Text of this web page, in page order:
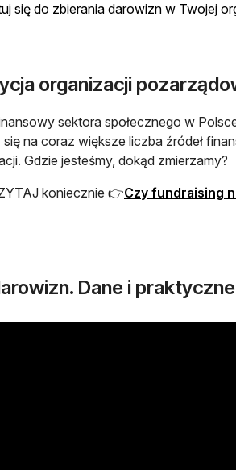
się do zbierania darowizn w Twojej
organizacji
sektora społecznego w
się na coraz większe liczba źródeł
Gdzie jesteśmy, dokąd zmierzamy?
koniecznie 👉Czy fundraising
Dane i